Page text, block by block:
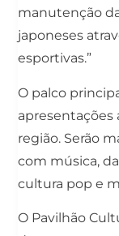
manutenção
japoneses
esportivas.”
O palco
apresentações
região. Serão
com música,
cultura pop e
O Pavilhão